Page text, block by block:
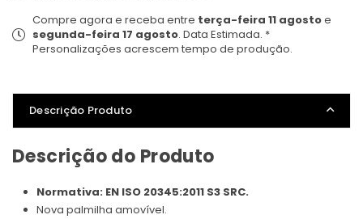
Compre agora e receba entre terça-feira 11 agostoe
segunda-feira 17 agosto. Data Estimada. *
Personalizações acrescem tempo de produção.
Descrição Produto
Descrição do Produto
Normativa: EN ISO 20345:2011 S3 SRC.
Nova palmilha amovível.